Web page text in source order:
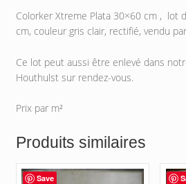
Colorker Xtreme Plata 30×60 cm , lot
cm, couleur gris clair, rectifié, vendu
Ce lot peut aussi être enlevé dans
Houthulst sur rendez-vous.
Prix par m²
Produits similaires
Save